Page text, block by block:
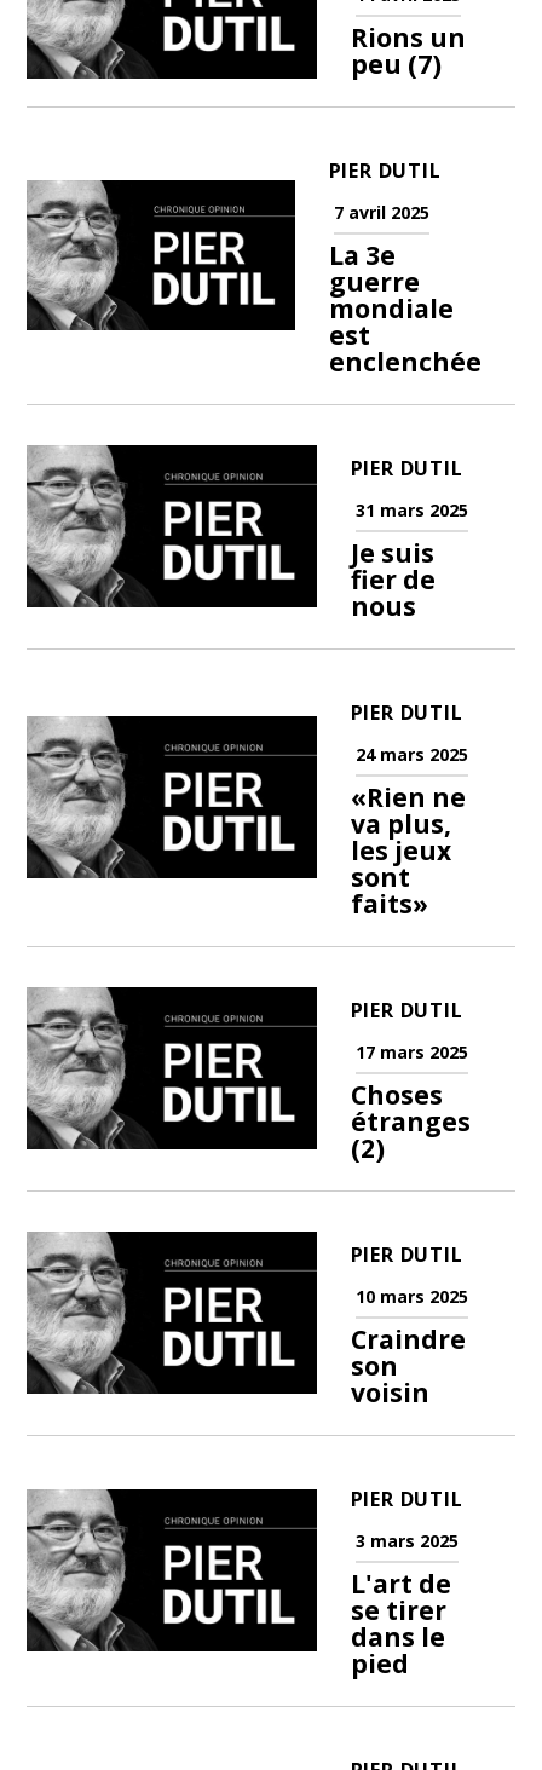
Rions un
peu (7)
PIER DUTIL
7 avril 2025
La 3e
guerre
mondiale
est
enclenchée
PIER DUTIL
31 mars 2025
Je suis
fier de
nous
PIER DUTIL
24 mars 2025
«Rien ne
va plus,
les jeux
sont
faits»
PIER DUTIL
17 mars 2025
Choses
étranges
(2)
PIER DUTIL
10 mars 2025
Craindre
son
voisin
PIER DUTIL
3 mars 2025
L'art de
se tirer
dans le
pied